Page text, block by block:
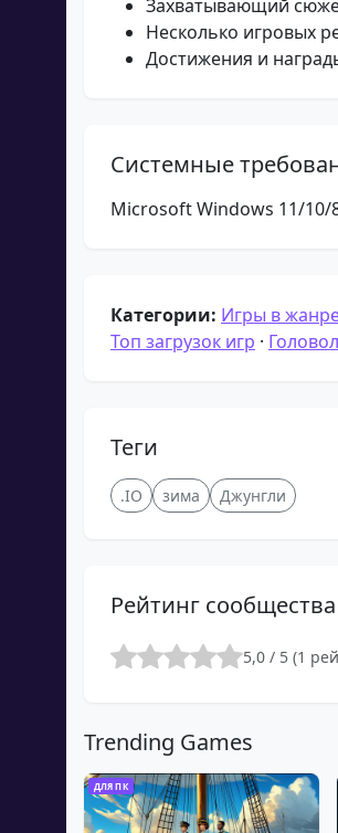
Захватывающий
Несколько игровых
Достижения и
Системные
Microsoft Windows 11/10/
Категории: Игры в
Топ загрузок игр ·
Теги
.IO зима Джунгли
Рейтинг сообщества
5,0 / 5 (1
Trending Games
ДЛЯ ПК